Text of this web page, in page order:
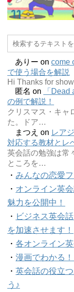
ありー on come
で使う場合を解説
Hi Thanks for
匿名 on
「
の例で解説！
クリスマス・キャ
た。ドア…
まつえ on レア
対応する教材とレ
英会話の勉強は常
ところを…
・ みんなの恋愛
・ オンライン英
魅力を公開中！
・ ビジネス英会
を加速させます！
・ 各オンライン
・ 漫画でわかる
・ 英会話の役立
う♪